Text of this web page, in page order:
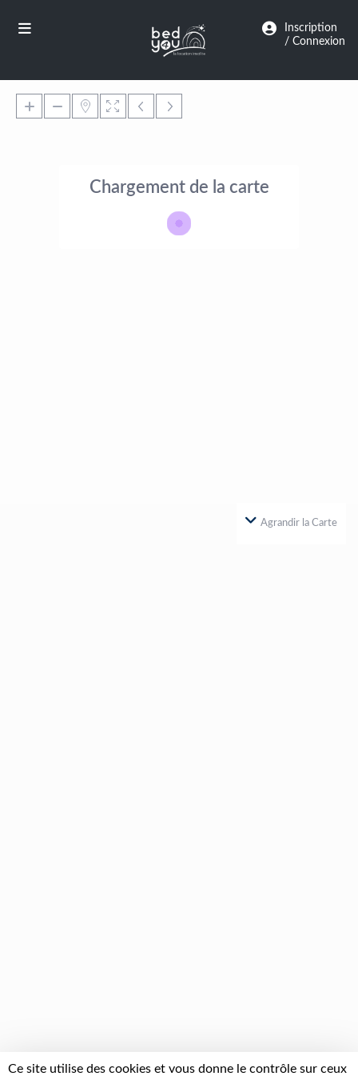
Inscription
/ Connexion
Chargement de la carte
Agrandir la Carte
Ce site utilise des cookies et vous donne le contrôle sur ceux